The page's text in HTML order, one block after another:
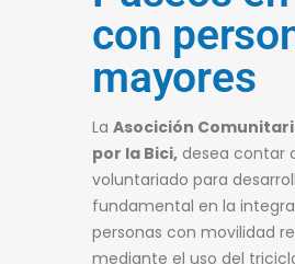
con
mayores
La Asocición
por la Bici, desea contar
voluntariado para
fundamental en la
personas con movilidad
mediante el uso del